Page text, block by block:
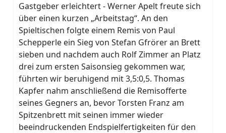
Gastgeber erleichtert - Werner Apelt freute sich
über einen kurzen „Arbeitstag“. An den
Spieltischen folgte einem Remis von Paul
Schepperle ein Sieg von Stefan Gfrörer an Brett
sieben und nachdem auch Rolf Zimmer an Platz
drei zum ersten Saisonsieg gekommen war,
führten wir beruhigend mit 3,5:0,5. Thomas
Kapfer nahm anschließend die Remisofferte
seines Gegners an, bevor Torsten Franz am
Spitzenbrett mit seinen immer wieder
beeindruckenden Endspielfertigkeiten für den